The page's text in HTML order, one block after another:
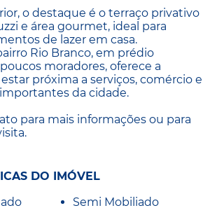
o destaque é o terraço privativo
e área gourmet, ideal para
de lazer em casa.
Rio Branco, em prédio
moradores, oferece a
próxima a serviços, comércio e
da cidade.
para mais informações ou para
DO IMÓVEL
Semi Mobiliado